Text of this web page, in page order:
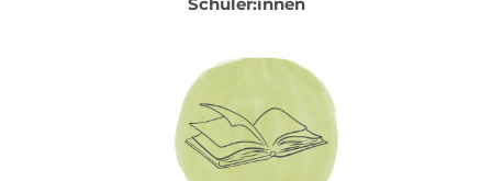
Schüler:innen